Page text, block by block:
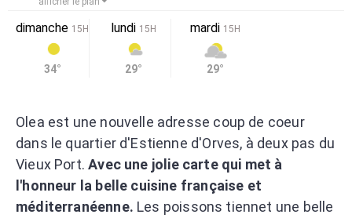
dimanche 15H
34°
lundi 15H
29°
mardi 15H
29°
Olea est une nouvelle adresse coup de coeur
dans le quartier d'Estienne d'Orves, à deux pas du
Vieux Port.Avec une jolie carte qui met à
l'honneur la belle cuisine française et
méditerranéenne. Les poissons tiennet une belle